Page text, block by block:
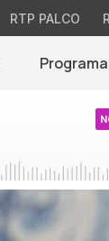
RTP PALCO